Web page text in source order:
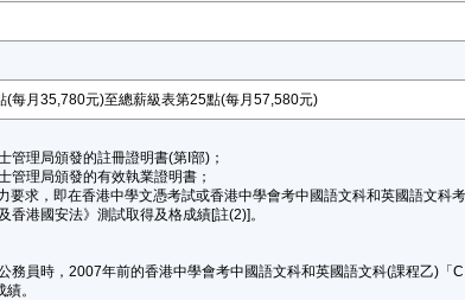
(每月35,780元)至總薪級表第25點(每月57,580元)
管理局頒發的註冊證明書(第I部)；
管理局頒發的有效執業證明書；
要求，即在香港中學文憑考試或香港中學會考中國語文科和英國語文科
香港國安法》測試取得及格成績[註(2)]。
務員時，2007年前的香港中學會考中國語文科和英國語文科(課程乙)
。